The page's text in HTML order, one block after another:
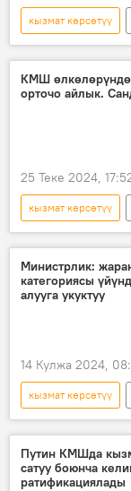
кызмат көрсөтүү
баалоо
Чоро Сейитов
КМШ
орточо айлык.
25 Теке 2024,
кызмат көрсөтүү
Россия
товар
Министрлик:
категориясы
алууга укуктуу
14 Кулжа 2024,
кызмат көрсөтүү
Путин КМШда
сатуу боюнча
ратификациялады